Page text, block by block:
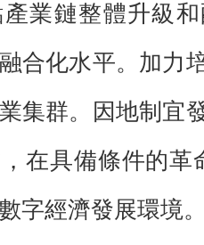
業鏈整體升級
合化水平。加力
集群。因地制宜
在具備條件的革
字經濟發展環境